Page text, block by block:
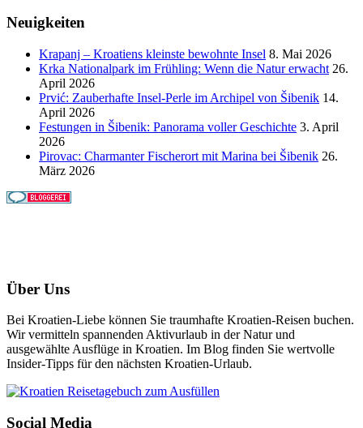
Neuigkeiten
Krapanj – Kroatiens kleinste bewohnte Insel 8. Mai 2026
Krka Nationalpark im Frühling: Wenn die Natur erwacht 26.
April 2026
Prvić: Zauberhafte Insel-Perle im Archipel von Šibenik 14.
April 2026
Festungen in Šibenik: Panorama voller Geschichte 3. April
2026
Pirovac: Charmanter Fischerort mit Marina bei Šibenik 26.
März 2026
Über Uns
Bei Kroatien-Liebe können Sie traumhafte Kroatien-Reisen buchen.
Wir vermitteln spannenden Aktivurlaub in der Natur und
ausgewählte Ausflüge in Kroatien. Im Blog finden Sie wertvolle
Insider-Tipps für den nächsten Kroatien-Urlaub.
Social Media